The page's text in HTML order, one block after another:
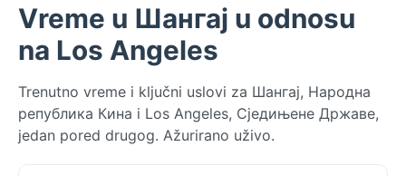
Vreme u Шангај u odnosu
na Los Angeles
Trenutno vreme i ključni uslovi za Шангај, Народна
република Кина i Los Angeles, Сједињене Државе,
jedan pored drugog. Ažurirano uživo.